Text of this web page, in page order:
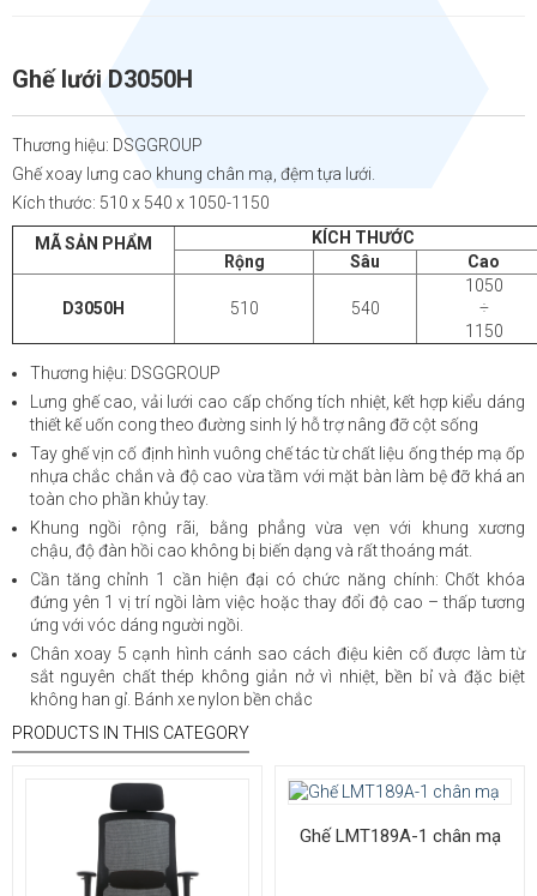
Ghế lưới D3050H
Thương hiệu: DSGGROUP
Ghế xoay lưng cao khung chân mạ, đệm tựa lưới.
Kích thước: 510 x 540 x 1050-1150
MÃ SẢN PHẨM
KÍCH THƯỚC
Rộng
Sâu Cao
D3050H 510 540
1050
÷
1150
Thương hiệu: DSGGROUP
Lưng ghế cao, vải lưới cao cấp chống tích nhiệt, kết hợp kiểu dáng
thiết kế uốn cong theo đường sinh lý hỗ trợ nâng đỡ cột sống
Tay ghế vịn cố định hình vuông chế tác từ chất liệu ống thép mạ ốp
nhựa chắc chắn và độ cao vừa tầm với mặt bàn làm bệ đỡ khá an
toàn cho phần khủy tay.
Khung ngồi rộng rãi, bằng phẳng vừa vẹn với khung xương
chậu, độ đàn hồi cao không bị biến dạng và rất thoáng mát.
Cần tăng chỉnh 1 cần hiện đại có chức năng chính: Chốt khóa
đứng yên 1 vị trí ngồi làm việc hoặc thay đổi độ cao – thấp tương
ứng với vóc dáng người ngồi.
Chân xoay 5 cạnh hình cánh sao cách điệu kiên cố được làm từ
sắt nguyên chất thép không giản nở vì nhiệt, bền bỉ và đặc biệt
không han gỉ. Bánh xe nylon bền chắc
PRODUCTS IN THIS CATEGORY
Ghế LMT189A-1 chân mạ